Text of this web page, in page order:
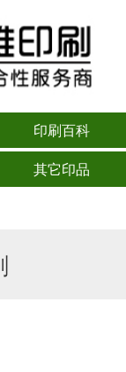
印刷百科
其它印品